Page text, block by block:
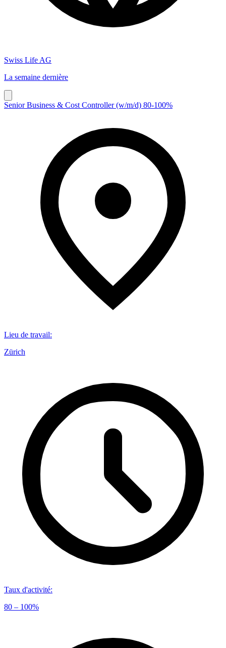
Swiss Life AG
La semaine dernière
Senior Business & Cost Controller (w/m/d) 80-100%
Lieu de travail:
Zürich
Taux d'activité:
80 – 100%